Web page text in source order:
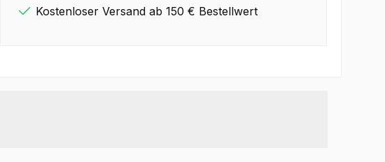
Kostenloser Versand ab 150 € Bestellwert